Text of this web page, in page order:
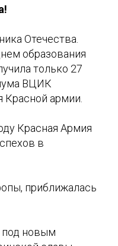
Отечества.
образования
только 27
ВЦИК
Красной армии.
Красная Армия
в
приближалась
под новым